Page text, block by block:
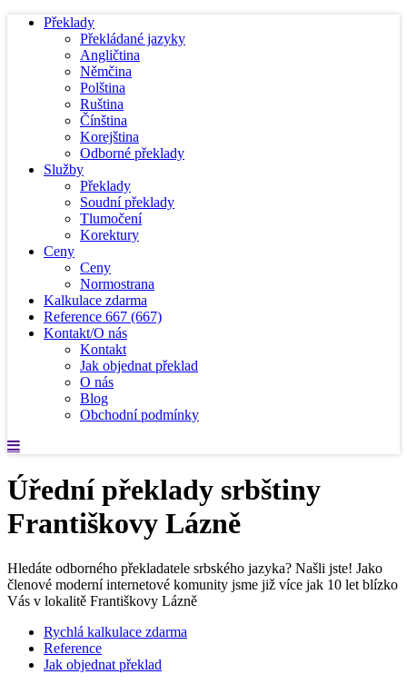
Překlady
Překládané jazyky
Angličtina
Němčina
Polština
Ruština
Čínština
Korejština
Odborné překlady
Služby
Překlady
Soudní překlady
Tlumočení
Korektury
Ceny
Ceny
Normostrana
Kalkulace zdarma
Reference 667 (667)
Kontakt/O nás
Kontakt
Jak objednat překlad
O nás
Blog
Obchodní podmínky
Úřední překlady srbštiny
Františkovy Lázně
Hledáte odborného překladatele srbského jazyka? Našli jste! Jako
členové moderní internetové komunity jsme již více jak 10 let blízko
Vás v lokalitě Františkovy Lázně
Rychlá kalkulace zdarma
Reference
Jak objednat překlad